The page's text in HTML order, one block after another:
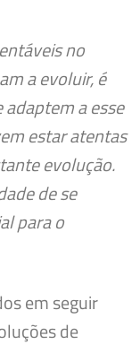
no
a evoluir, é
a esse
estar atentas
evolução.
de se
para o
em seguir
de